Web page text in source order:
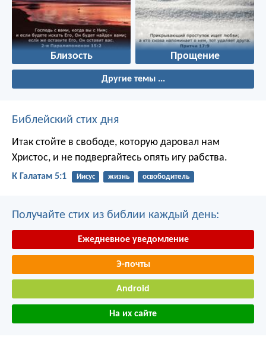
Близость Прощение
Другие темы ...
Библейский стих дня
Итак стойте в свободе, которую даровал нам
Христос, и не подвергайтесь опять игу рабства.
К Галатам 5:1 Иисус жизнь освободитель
Получайте стих из библии каждый день:
Ежедневное уведомление
Э-почты
Android
На их сайте